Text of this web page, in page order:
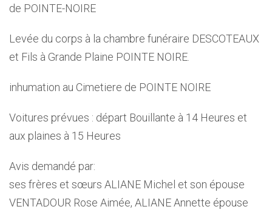
de POINTE-NOIRE
Levée du corps à la chambre funéraire DESCOTEAUX
et Fils à Grande Plaine POINTE NOIRE.
inhumation au Cimetiere de POINTE NOIRE
Voitures prévues : départ Bouillante à 14 Heures et
aux plaines à 15 Heures
Avis demandé par:
ses frères et sœurs ALIANE Michel et son épouse
VENTADOUR Rose Aimée, ALIANE Annette épouse